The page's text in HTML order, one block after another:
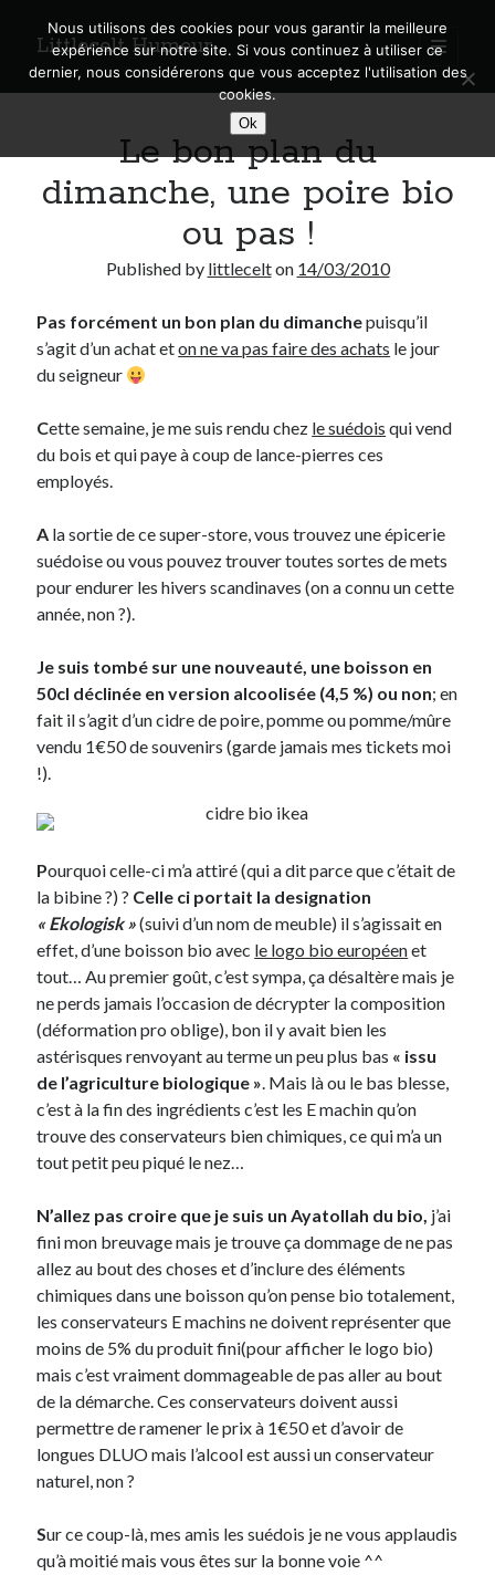
Littlecelt Humeur
open
primary
menu
Sidebar
Municipales 2026 : Lyon, Métropole et Caluire, mon choix pour l’avenir
Explorez les Chemins Enchantés à Vélo : Aventures Familiales près de
Lyon !
A quand une véritable place pour le vélo à Caluire dans la Métropole de
Derniers Commentaires
Entretien ménagerdansT’as vu quoi ? #52
JFdans C’était pas mieux avant… à Lyon
Anthony dansComment j’ai opéré ma vélorution toute personnelle
Renaud DucherdansComment j’ai opéré ma vélorution toute
personnelle
JFdansC’était pas mieux avant… à Lyon
littleceltdans Comment j’ai opéré ma vélorution toute personnelle
AnthonydansComment j’ai opéré ma vélorution toute personnelle
Renaud DucherdansComment j’ai opéré ma vélorution toute
personnelle
On parle de quoi ?
A Lyon
Bon plan du dimanche
Coup de coeur
Daddy
Geek
Green
Humeur
Lectures
Lyon
Lyon à Livre Ouvert
Mini-monsieur
Non classé
Parole de Follower
Patchwork
Photos
Proust
Sons
Le bon plan du
dimanche, une poire bio
ou pas !
Published by littlecelton 14/03/2010
Pas forcément un bon plan du dimanchepuisqu’il
s’agit d’un achat eton ne va pas faire des achats le jour
du seigneur
Cette semaine, je me suis rendu chez le suédois qui vend
du bois et qui paye à coup de lance-pierres ces
employés.
A la sortie de ce super-store, vous trouvez une épicerie
suédoise ou vous pouvez trouver toutes sortes de mets
pour endurer les hivers scandinaves (on a connu un cette
année, non ?).
Je suis tombé sur une nouveauté, une boisson en
50cl déclinée en version alcoolisée (4,5 %) ou non; en
fait il s’agit d’un cidre de poire, pomme ou pomme/mûre
vendu 1€50 de souvenirs (garde jamais mes tickets moi
!).
Pourquoi celle-ci m’a attiré (qui a dit parce que c’était de
la bibine ?) ? Celle ci portait la designation
« Ekologisk »(suivi d’un nom de meuble) il s’agissait en
effet, d’une boisson bio avec le logo bio européenet
tout… Au premier goût, c’est sympa, ça désaltère mais je
ne perds jamais l’occasion de décrypter la composition
(déformation pro oblige), bon il y avait bien les
astérisques renvoyant au terme un peu plus bas « issu
de l’agriculture biologique ». Mais là ou le bas blesse,
c’est à la fin des ingrédients c’est les E machin qu’on
trouve des conservateurs bien chimiques, ce qui m’a un
tout petit peu piqué le nez…
N’allez pas croire que je suis un Ayatollah du bio, j’ai
fini mon breuvage mais je trouve ça dommage de ne pas
allez au bout des choses et d’inclure des éléments
chimiques dans une boisson qu’on pense bio totalement,
les conservateurs E machins ne doivent représenter que
moins de 5% du produit fini(pour afficher le logo bio)
mais c’est vraiment dommageable de pas aller au bout
de la démarche. Ces conservateurs doivent aussi
permettre de ramener le prix à 1€50 et d’avoir de
longues DLUO mais l’alcool est aussi un conservateur
naturel, non ?
Sur ce coup-là, mes amis les suédois je ne vous applaudis
qu’à moitié mais vous êtes sur la bonne voie ^^
Nous utilisons des cookies pour vous garantir la meilleure
expérience sur notre site. Si vous continuez à utiliser ce
dernier, nous considérerons que vous acceptez l'utilisation des
cookies.
Ok